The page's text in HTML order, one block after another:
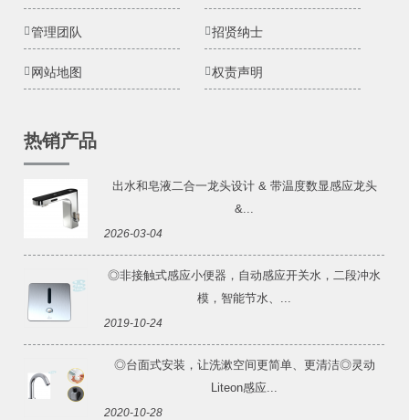
管理团队 招贤纳士
网站地图 权责声明
热销产品
出水和皂液二合一龙头设计 & 带温度数显感应龙头
&...
2026-03-04
◎非接触式感应小便器，自动感应开关水，二段冲水
模，智能节水、...
2019-10-24
◎台面式安装，让洗漱空间更简单、更清洁◎灵动
Liteon感应...
2020-10-28